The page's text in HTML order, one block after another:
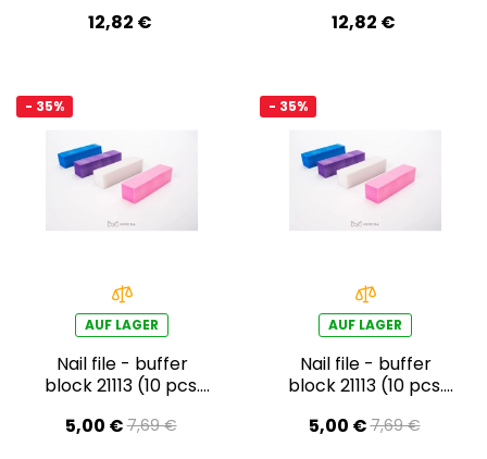
12,82 € 12,82 €
- 35%
AUF LAGER
Nail file - buffer
block 21113 (10 pcs.
5,00 €7,69 €
- 35%
AUF LAGER
Nail file - buffer
block 21113 (10 pcs.
5,00 €7,69 €